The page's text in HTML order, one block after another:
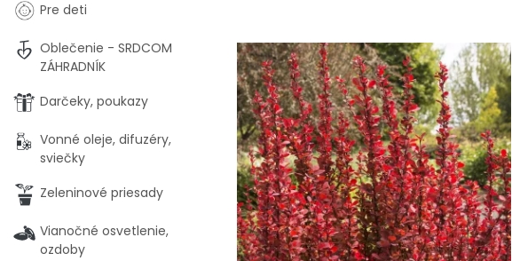
Pre deti
Oblečenie - SRDCOM
ZÁHRADNÍK
Darčeky, poukazy
Vonné oleje, difuzéry,
sviečky
Zeleninové priesady
Vianočné osvetlenie,
ozdoby